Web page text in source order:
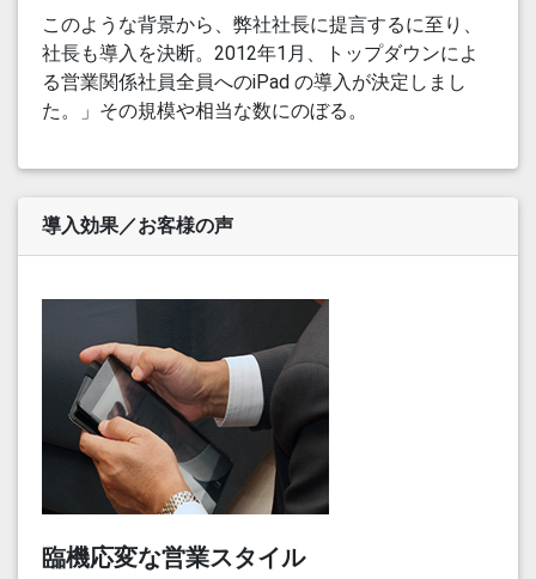
このような背景から、弊社社長に提言するに至り、
社長も導入を決断。2012年1月、トップダウンによ
る営業関係社員全員へのiPad の導入が決定しまし
た。」その規模や相当な数にのぼる。
導入効果／お客様の声
臨機応変な営業スタイル